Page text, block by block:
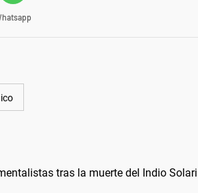
tras la muerte del Indio Solari